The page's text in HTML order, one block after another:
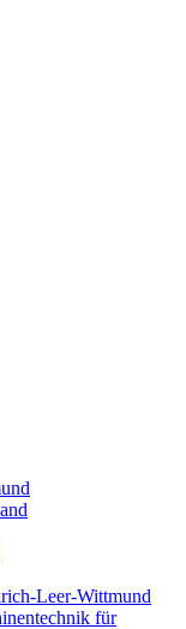
Leer-Wittmund
für